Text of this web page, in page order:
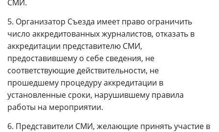
СМИ.
5. Организатор Съезда имеет право ограничить
число аккредитованных журналистов, отказать в
аккредитации представителю СМИ,
предоставившему о себе сведения, не
соответствующие действительности, не
прошедшему процедуру аккредитации в
установленные сроки, нарушившему правила
работы на мероприятии.
6. Представители СМИ, желающие принять участие в